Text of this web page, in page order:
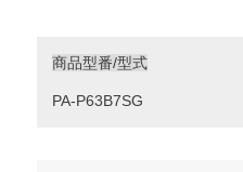
商品型番/型式
PA-P63B7SG